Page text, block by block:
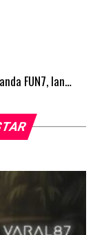
PINHØTI, da banda FUN7, lança música em carreira solo